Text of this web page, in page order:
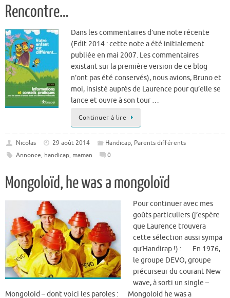
Rencontre…
Dans les commentaires d’une note récente
(Edit 2014 : cette note a été initialement
publiée en mai 2007. Les commentaires
existant sur la première version de ce blog
n’ont pas été conservés), nous avions, Bruno et
moi, insisté auprès de Laurence pour qu’elle se
lance et ouvre à son tour …
Continuer à lire
Nicolas 29 août 2014 Handicap, Parents différents
Annonce, handicap, maman 0
Mongoloïd, he was a mongoloïd
Pour continuer avec mes
goûts particuliers (j’espère
que Laurence trouvera
cette sélection aussi sympa
qu’Handirap !) : En 1976,
le groupe DEVO, groupe
précurseur du courant New
wave, à sorti un single –
Mongoloid – dont voici les paroles : Mongoloid he was a